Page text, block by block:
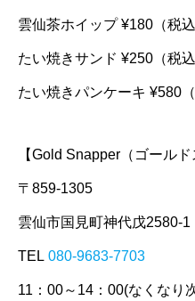
雲仙茶ホイップ ¥180（税込
たい焼きサンド ¥250（税込
たい焼きパンケーキ ¥580
【Gold Snapper（ゴールド
〒859-1305
雲仙市国見町神代戊2580-1
TEL 080-9683-7703
11：00～14：00(なくなり